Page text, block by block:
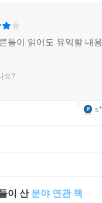
들이 읽어도 유익할 내용
요?
이 산 분야 연관 책